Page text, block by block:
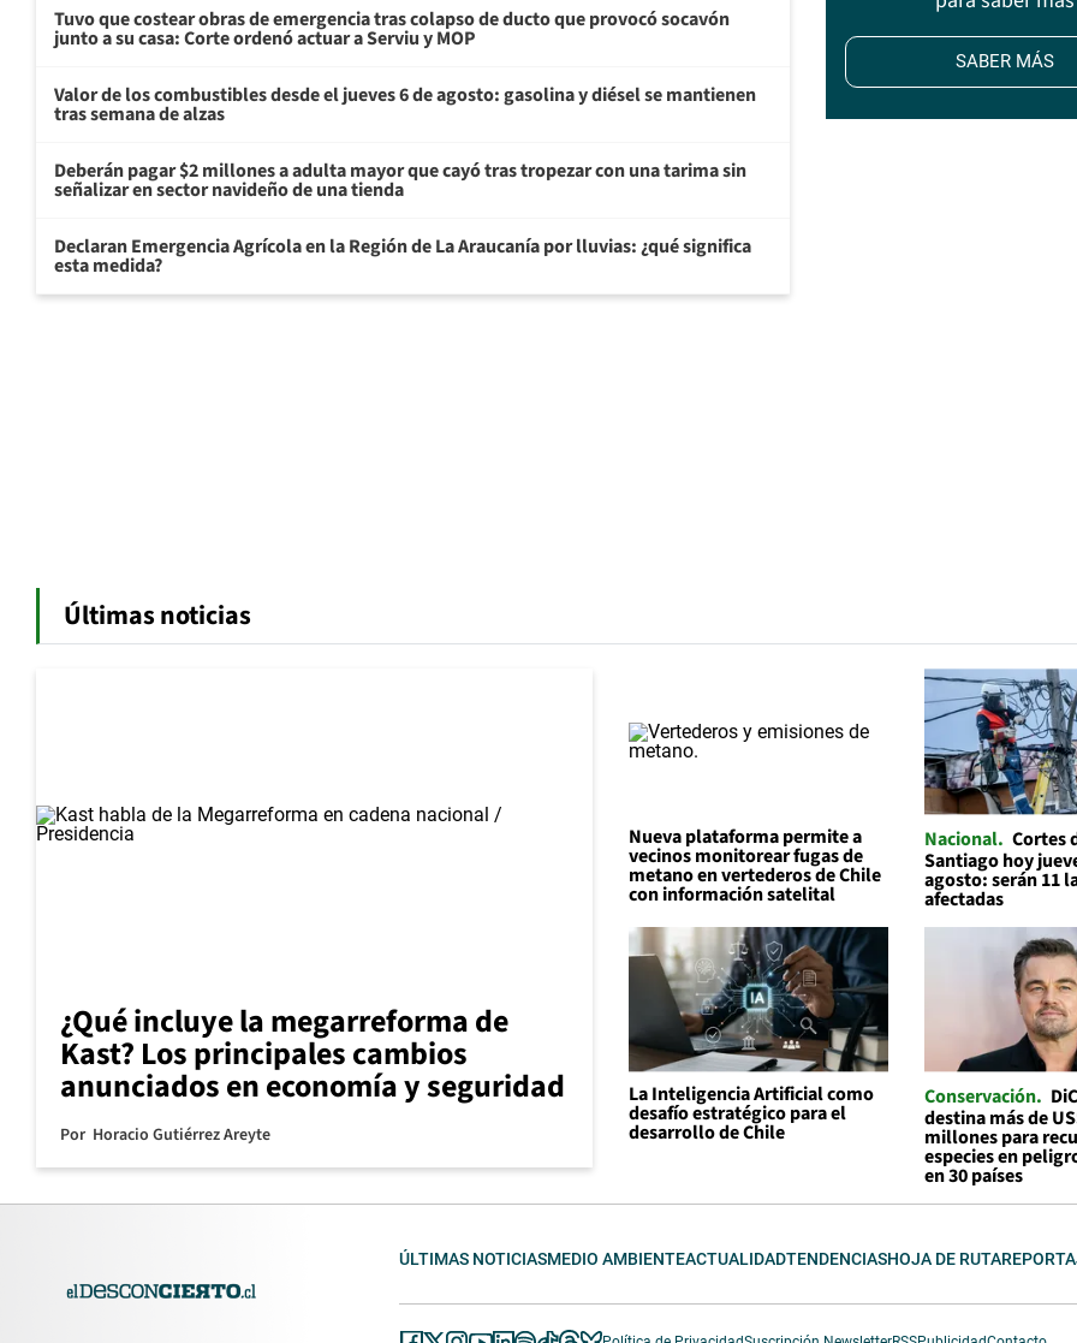
Tuvo que costear obras de emergencia tras colapso de ducto que provocó socavón
junto a su casa: Corte ordenó actuar a Serviu y MOP
Valor de los combustibles desde el jueves 6 de agosto: gasolina y diésel se mantienen
tras semana de alzas
Deberán pagar $2 millones a adulta mayor que cayó tras tropezar con una tarima sin
señalizar en sector navideño de una tienda
Declaran Emergencia Agrícola en la Región de La Araucanía por lluvias: ¿qué significa
esta medida?
SABER MÁS
Últimas noticias
¿Qué incluye la megarreforma de
Kast? Los principales cambios
anunciados en economía y seguridad
Por Horacio Gutiérrez Areyte
Nueva plataforma permite a
vecinos monitorear fugas de
metano en vertederos de Chile
con información satelital
Nacional Cortes
Santiago hoy
agosto: serán 11
afectadas
La Inteligencia Artificial como
desafío estratégico para el
desarrollo de Chile
Conservación
destina más de
millones para
especies en
en 30 países
ÚLTIMAS NOTICIASMEDIO AMBIENTEACTUALIDADTENDENCIASHOJA DE RUTA